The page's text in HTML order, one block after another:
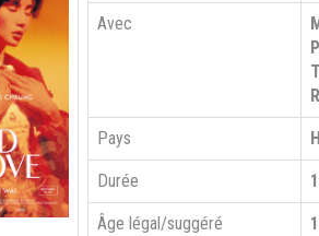
Avec
Pays
Durée
Âge légal/suggéré